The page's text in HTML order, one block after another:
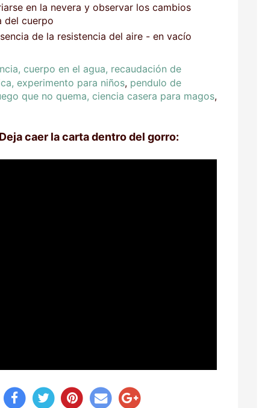
en la nevera y observar los cambios
del cuerpo
de la resistencia del aire - en vacío
cuerpo en el agua, recaudación de
experimento para niños, pendulo de
que no quema, ciencia casera para magos,
caer la carta dentro del gorro: